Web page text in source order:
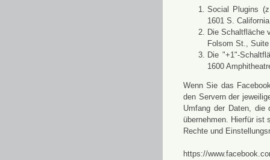
Social Plugins
1601 S.
Die Schaltfläche
Folsom St.,
Die "+1"-
1600
Wenn Sie das
den Servern der
Umfang der Daten, die
übernehmen. Hierfür ist
Rechte und
https://